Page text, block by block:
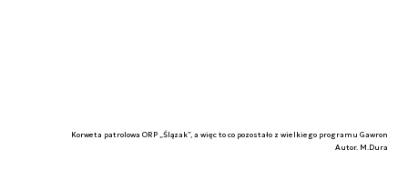
Korweta patrolowa ORP „Ślązak”, a więc to co pozostało z wielkiego programu Gawron
Autor. M.Dura